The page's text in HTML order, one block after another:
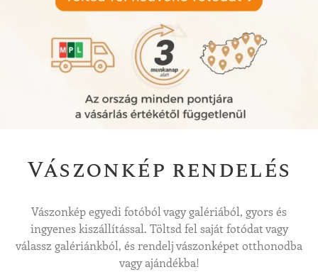
Vászonkép rendelés
Vászonkép egyedi fotóból vagy galériából, gyors és
ingyenes kiszállítással. Töltsd fel saját fotódat vagy
válassz galériánkból, és rendelj vászonképet otthonodba
vagy ajándékba!